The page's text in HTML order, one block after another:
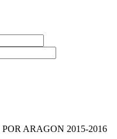
ARAGON 2015-2016